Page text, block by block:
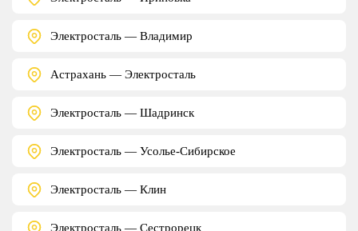
Электросталь — Владимир
Астрахань — Электросталь
Электросталь — Шадринск
Электросталь — Усолье-Сибирское
Электросталь — Клин
Электросталь — Сестрорецк